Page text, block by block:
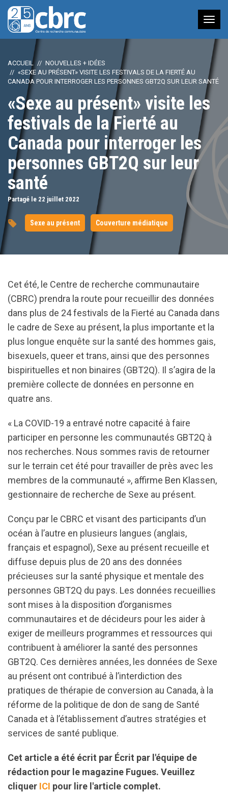
à
ACCUEIL
NOUVELLES + IDÉES
«SEXE AU PRÉSENT» VISITE LES FESTIVALS DE LA FIERTÉ AU
CANADA POUR INTERROGER LES PERSONNES GBT2Q SUR LEUR SANTÉ
«Sexe au présent» visite les
festivals de la Fierté au
Canada pour interroger les
personnes GBT2Q sur leur
santé
Partagé le 22 juillet 2022
Sexe au présent Couverture médiatique
Cet été, le Centre de recherche communautaire
(CBRC) prendra la route pour recueillir des données
dans plus de 24 festivals de la Fierté au Canada dans
le cadre de Sexe au présent, la plus importante et la
plus longue enquête sur la santé des hommes gais,
bisexuels, queer et trans, ainsi que des personnes
bispirituelles et non binaires (GBT2Q). Il s’agira de la
première collecte de données en personne en
quatre ans.
« La COVID-19 a entravé notre capacité à faire
participer en personne les communautés GBT2Q à
nos recherches. Nous sommes ravis de retourner
sur le terrain cet été pour travailler de près avec les
membres de la communauté », affirme Ben Klassen,
gestionnaire de recherche de Sexe au présent.
Conçu par le CBRC et visant des participants d’un
océan à l’autre en plusieurs langues (anglais,
français et espagnol), Sexe au présent recueille et
diffuse depuis plus de 20 ans des données
précieuses sur la santé physique et mentale des
personnes GBT2Q du pays. Les données recueillies
sont mises à la disposition d’organismes
communautaires et de décideurs pour les aider à
exiger de meilleurs programmes et ressources qui
contribuent à améliorer la santé des personnes
GBT2Q. Ces dernières années, les données de Sexe
au présent ont contribué à l’interdiction des
pratiques de thérapie de conversion au Canada, à la
réforme de la politique de don de sang de Santé
Canada et à l’établissement d’autres stratégies et
services de santé publique.
Cet article a été écrit par Écrit par l'équipe de
rédaction pour le magazine Fugues. Veuillez
cliquer ICI pour lire l'article complet.